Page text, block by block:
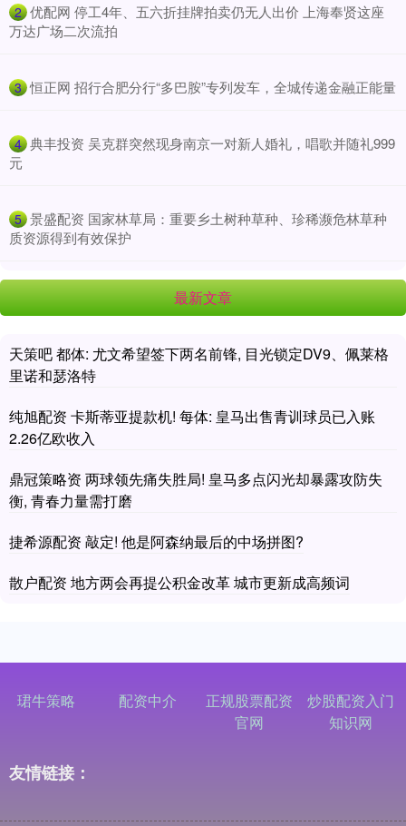
2 ​优配网 停工4年、五六折挂牌拍卖仍无人出价 上海奉贤这座
万达广场二次流拍
3 ​恒正网 招行合肥分行“多巴胺”专列发车，全城传递金融正能量
4 ​典丰投资 吴克群突然现身南京一对新人婚礼，唱歌并随礼999
元
5 ​景盛配资 国家林草局：重要乡土树种草种、珍稀濒危林草种
质资源得到有效保护
最新文章
天策吧 都体: 尤文希望签下两名前锋, 目光锁定DV9、佩莱格
里诺和瑟洛特
纯旭配资 卡斯蒂亚提款机! 每体: 皇马出售青训球员已入账
2.26亿欧收入
鼎冠策略资 两球领先痛失胜局! 皇马多点闪光却暴露攻防失
衡, 青春力量需打磨
捷希源配资 敲定! 他是阿森纳最后的中场拼图?
散户配资 地方两会再提公积金改革 城市更新成高频词
珺牛策略 配资中介
正规股票配资
官网
炒股配资入门
知识网
友情链接：